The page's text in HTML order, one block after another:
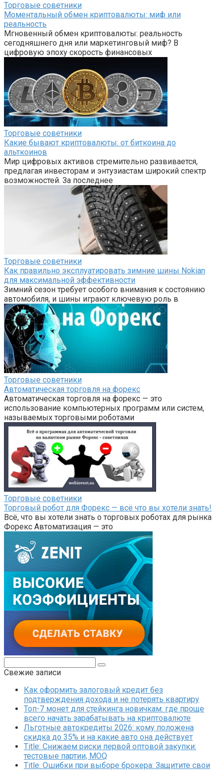
Торговые советники
Моментальный обмен криптовалюты: миф или
реальность
Мгновенный обмен криптовалюты: реальность
сегодняшнего дня или маркетинговый миф? В
цифровую эпоху скорость финансовых
Торговые советники
Какие бывают криптовалюты: от биткоина до
альткоинов
Мир цифровых активов стремительно развивается,
предлагая инвесторам и энтузиастам широкий спектр
возможностей. За последнее
Торговые советники
Как правильно эксплуатировать зимние шины Nokian
для максимальной эффективности
Зимний сезон требует особого внимания к состоянию
автомобиля, и шины играют ключевую роль в
Торговые советники
Автоматическая торговля на форекс
Автоматическая торговля на форекс — это
использование компьютерных программ или систем,
называемых торговыми роботами
Торговые советники
Торговый робот для Форекс — всё что вы хотели знать!
Всё, что вы хотели знать о торговых роботах для рынка
Форекс Автоматизация — это
Свежие записи
Как оформить залоговый кредит без
подтверждения дохода и не потерять квартиру
Топ-7 монет для стейкинга новичкам: где проще
всего начать зарабатывать на криптовалюте
Льготные автокредиты 2026: кому положена
скидка до 35% и на какие авто она действует
Title: Снижаем риски первой оптовой закупки:
тестовые партии, MOQ
Title: Ошибки при выборе брокера: Защитите свои